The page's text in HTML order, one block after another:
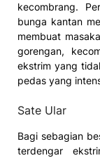
kecombrang.
bunga kantan
membuat
gorengan,
ekstrim yang
pedas yang
Sate Ular
Bagi sebagian
terdengar